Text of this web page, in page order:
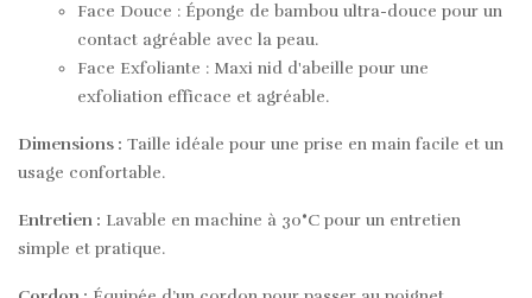
Face Douce : Éponge de bambou ultra-douce pour un
contact agréable avec la peau.
Face Exfoliante : Maxi nid d'abeille pour une
exfoliation efficace et agréable.
Dimensions : Taille idéale pour une prise en main facile et un
usage confortable.
Entretien : Lavable en machine à 30°C pour un entretien
simple et pratique.